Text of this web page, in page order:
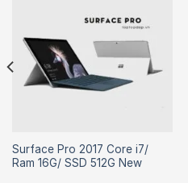
Surface Pro 2017 Core i7/
Ram 16G/ SSD 512G New